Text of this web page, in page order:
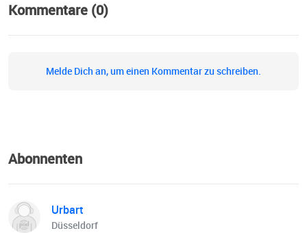
Kommentare (0)
Melde Dich an, um einen Kommentar zu schreiben.
Abonnenten
Urbart
Düsseldorf